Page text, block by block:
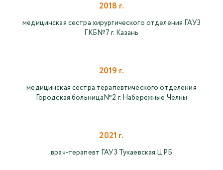
2018 г.
медицинская сестра хирургического отделения ГАУЗ
ГКБ№7 г. Казань
2019 г.
медицинская сестра терапевтического отделения
Городская больница№2 г. Набережные Челны
2021 г.
врач-терапевт ГАУЗ Тукаевская ЦРБ